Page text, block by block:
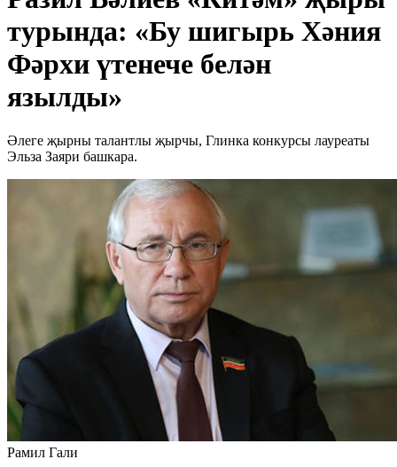
турында: «Бу шигырь Хәния
Фәрхи үтенече белән
язылды»
Әлеге җырны талантлы җырчы, Глинка конкурсы лауреаты
Эльза Заяри башкара.
Рамил Гали